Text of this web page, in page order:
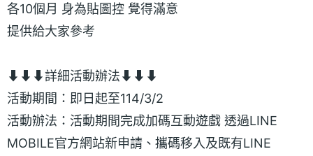
各10個月 身為貼圖控 覺得滿意
提供給大家參考
⬇⬇⬇詳細活動辦法⬇⬇⬇
活動期間：即日起至114/3/2
活動辦法：活動期間完成加碼互動遊戲 透過LINE
MOBILE官方網站新申請、攜碼移入及既有LINE